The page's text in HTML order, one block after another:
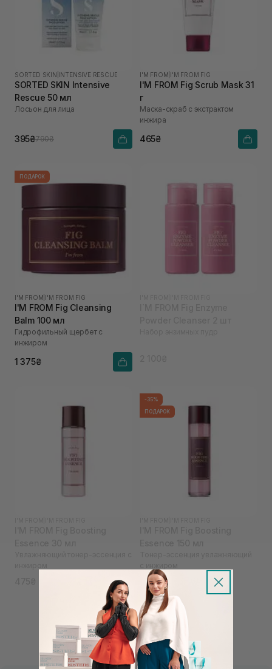
SORTED SKIN INTENSIVE RESCUE
SORTED SKIN Intensive
Rescue 50 мл
Лосьон для лица
395₴790₴
I'M FROM I'M FROM FIG
I'M FROM Fig Scrub Mask 31
г
Маска-скраб с экстрактом
инжира
465₴
ПОДАРОК
I'M FROM I'M FROM FIG
I'M FROM Fig Cleansing
Balm 100 мл
Гидрофильный щербет с
инжиром
1 375₴
-35%
ПОДАРОК
894₴1 375₴